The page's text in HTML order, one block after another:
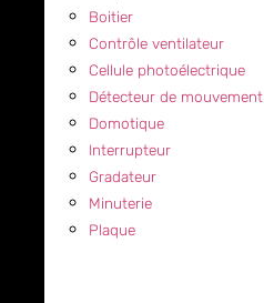
Boitier
Contrôle ventilateur
Cellule photoélectrique
Détecteur de mouvement
Domotique
Interrupteur
Gradateur
Minuterie
Plaque